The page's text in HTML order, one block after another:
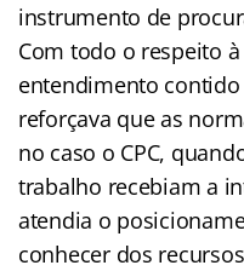
instrumento de
Com todo o respeito
entendimento contido
reforçava que as
no caso o CPC,
trabalho recebiam a
atendia o
conhecer dos